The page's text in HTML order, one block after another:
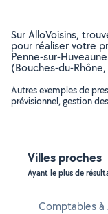
Sur AlloVoisins,
pour réaliser votre
Penne-sur-
(Bouches-du-Rhône,
Autres exemples de
prévisionnel, gestion
Villes proches
Ayant le plus de
Comptables à